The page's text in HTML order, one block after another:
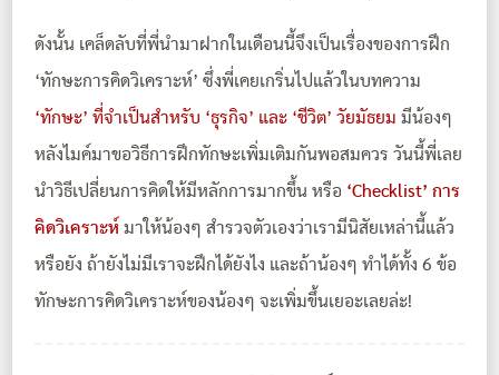
ดังนั้น เคล็ดลับที่พี่นำมาฝากในเดือนนี้จึงเป็นเรื่องของการฝึก
‘ทักษะการคิดวิเคราะห์’ ซึ่งพี่เคยเกริ่นไปแล้วในบทความ
‘ทักษะ’ ที่จำเป็นสำหรับ ‘ธุรกิจ’ และ ‘ชีวิต’ วัยมัธยม มีน้องๆ
หลังไมค์มาขอวิธีการฝึกทักษะเพิ่มเติมกันพอสมควร วันนี้พี่เลย
นำวิธีเปลี่ยนการคิดให้มีหลักการมากขึ้น หรือ ‘Checklist’ การ
คิดวิเคราะห์ มาให้น้องๆ สำรวจตัวเองว่าเรามีนิสัยเหล่านี้แล้ว
หรือยัง ถ้ายังไม่มีเราจะฝึกได้ยังไง และถ้าน้องๆ ทำได้ทั้ง 6 ข้อ
ทักษะการคิดวิเคราะห์ของน้องๆ จะเพิ่มขึ้นเยอะเลยล่ะ!